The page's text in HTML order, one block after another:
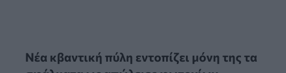
Νέα κβαντική πύλη εντοπίζει μόνη της τα